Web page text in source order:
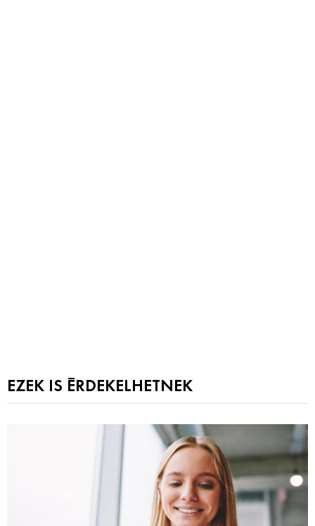
EZEK IS ÉRDEKELHETNEK